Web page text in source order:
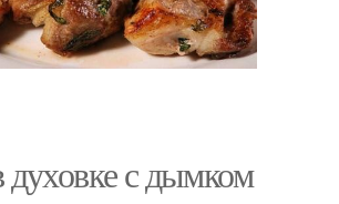
с дымком